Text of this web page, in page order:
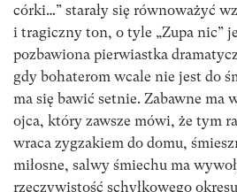
córki…” starały się równoważyć
i tragiczny ton, o tyle „Zupa nic”
pozbawiona pierwiastka
gdy bohaterom wcale nie jest do
ma się bawić setnie. Zabawne ma
ojca, który zawsze mówi, że tym
wraca zygzakiem do domu,
miłosne, salwy śmiechu ma
rzeczywistość schyłkowego